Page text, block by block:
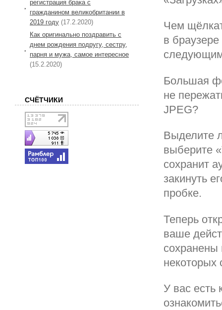
Чем
в
Большая
не
JPEG?
Выделите
выберите
сохранит
закинуть
пробке.
Теперь
ваше
сохранены
некоторых
У вас есть
регистрация брака с
гражданином великобритании в
2019 году (17.2.2020)
Как оригинально поздравить с
днем рождения подругу, сестру,
парня и мужа, самое интересное
(15.2.2020)
СЧЁТЧИКИ